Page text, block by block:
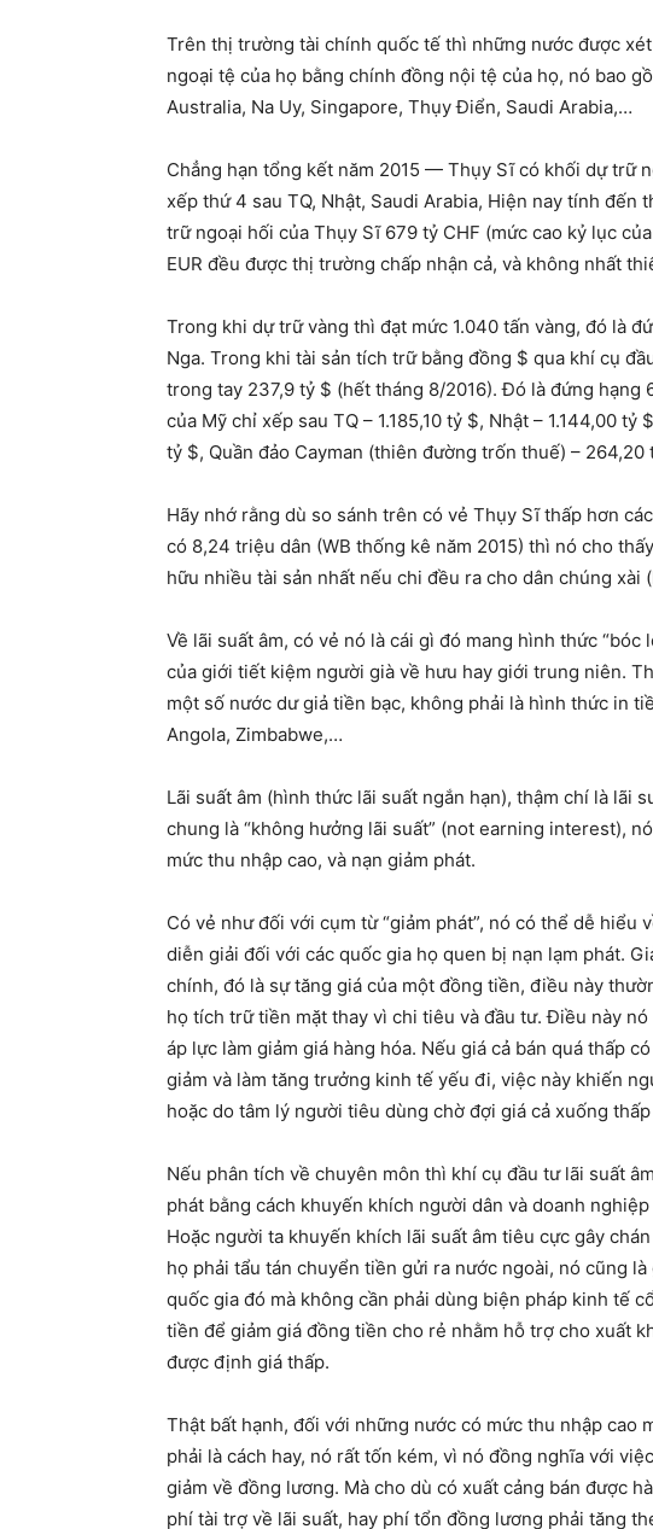
Trên thị trường tài chính quốc tế thì những nước được
ngoại tệ của họ bằng chính đồng nội tệ của họ, nó bao
Australia, Na Uy, Singapore, Thụy Điển, Saudi Arabia,…
Chẳng hạn tổng kết năm 2015 — Thụy Sĩ có khối dự trữ
xếp thứ 4 sau TQ, Nhật, Saudi Arabia, Hiện nay tính
trữ ngoại hối của Thụy Sĩ 679 tỷ CHF (mức cao kỷ lục
EUR đều được thị trường chấp nhận cả, và không nhất
Trong khi dự trữ vàng thì đạt mức 1.040 tấn vàng, đó là
Nga. Trong khi tài sản tích trữ bằng đồng $ qua khí cụ
trong tay 237,9 tỷ $ (hết tháng 8/2016). Đó là đứng hạng
của Mỹ chỉ xếp sau TQ – 1.185,10 tỷ $, Nhật – 1.144,00
tỷ $, Quần đảo Cayman (thiên đường trốn thuế) – 264,20
Hãy nhớ rằng dù so sánh trên có vẻ Thụy Sĩ thấp hơn
có 8,24 triệu dân (WB thống kê năm 2015) thì nó cho
hữu nhiều tài sản nhất nếu chi đều ra cho dân chúng xài
Về lãi suất âm, có vẻ nó là cái gì đó mang hình thức
của giới tiết kiệm người già về hưu hay giới trung niên.
một số nước dư giả tiền bạc, không phải là hình thức in
Angola, Zimbabwe,…
Lãi suất âm (hình thức lãi suất ngắn hạn), thậm chí là lãi
chung là “không hưởng lãi suất” (not earning interest),
mức thu nhập cao, và nạn giảm phát.
Có vẻ như đối với cụm từ “giảm phát”, nó có thể dễ hiểu
diễn giải đối với các quốc gia họ quen bị nạn lạm phát.
chính, đó là sự tăng giá của một đồng tiền, điều này
họ tích trữ tiền mặt thay vì chi tiêu và đầu tư. Điều này
áp lực làm giảm giá hàng hóa. Nếu giá cả bán quá thấp
giảm và làm tăng trưởng kinh tế yếu đi, việc này khiến
hoặc do tâm lý người tiêu dùng chờ đợi giá cả xuống
Nếu phân tích về chuyên môn thì khí cụ đầu tư lãi suất
phát bằng cách khuyến khích người dân và doanh
Hoặc người ta khuyến khích lãi suất âm tiêu cực gây
họ phải tẩu tán chuyển tiền gửi ra nước ngoài, nó cũng
quốc gia đó mà không cần phải dùng biện pháp kinh tế
tiền để giảm giá đồng tiền cho rẻ nhằm hỗ trợ cho xuất
được định giá thấp.
Thật bất hạnh, đối với những nước có mức thu nhập cao
phải là cách hay, nó rất tốn kém, vì nó đồng nghĩa với
giảm về đồng lương. Mà cho dù có xuất cảng bán được
phí tài trợ về lãi suất, hay phí tổn đồng lương phải tăng